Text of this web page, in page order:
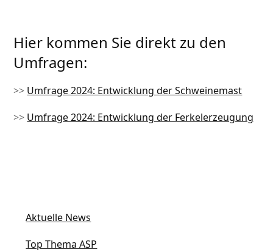
Hier kommen Sie direkt zu den
Umfragen:
>> Umfrage 2024: Entwicklung der Schweinemast
>> Umfrage 2024: Entwicklung der Ferkelerzeugung
Aktuelle News
Top Thema ASP